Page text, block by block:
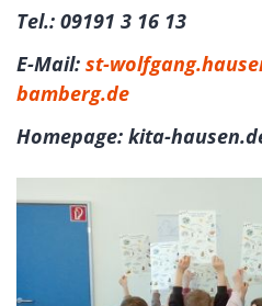
Tel.: 09191 3 16 13
E-Mail: st-
bamberg.de
Homepage: kita-